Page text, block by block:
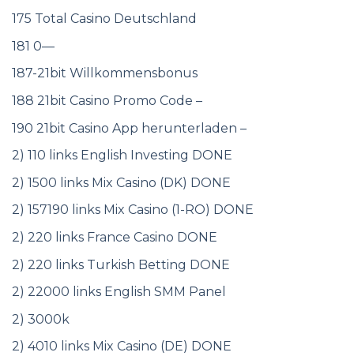
175 Total Casino Deutschland
181 0—
187-21bit Willkommensbonus
188 21bit Casino Promo Code –
190 21bit Casino App herunterladen –
2) 110 links English Investing DONE
2) 1500 links Mix Casino (DK) DONE
2) 157190 links Mix Casino (1-RO) DONE
2) 220 links France Casino DONE
2) 220 links Turkish Betting DONE
2) 22000 links English SMM Panel
2) 3000k
2) 4010 links Mix Casino (DE) DONE